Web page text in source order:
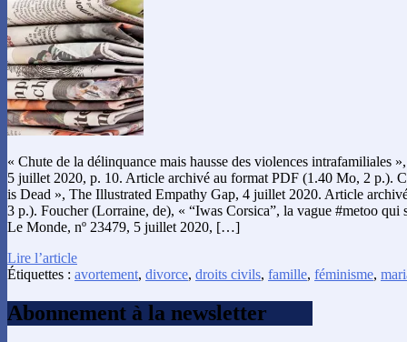
« Chute de la délinquance mais hausse des violences intrafamiliales
5 juillet 2020, p. 10. Article archivé au format PDF (1.40 Mo, 2 p.).
is Dead », The Illustrated Empathy Gap, 4 juillet 2020. Article
3 p.). Foucher (Lorraine, de), « “Iwas Corsica”, la vague #metoo qui
Le Monde, nº 23479, 5 juillet 2020, […]
Lire l’article
Étiquettes : avortement, divorce, droits civils, famille, féminisme,
Abonnement à la newsletter